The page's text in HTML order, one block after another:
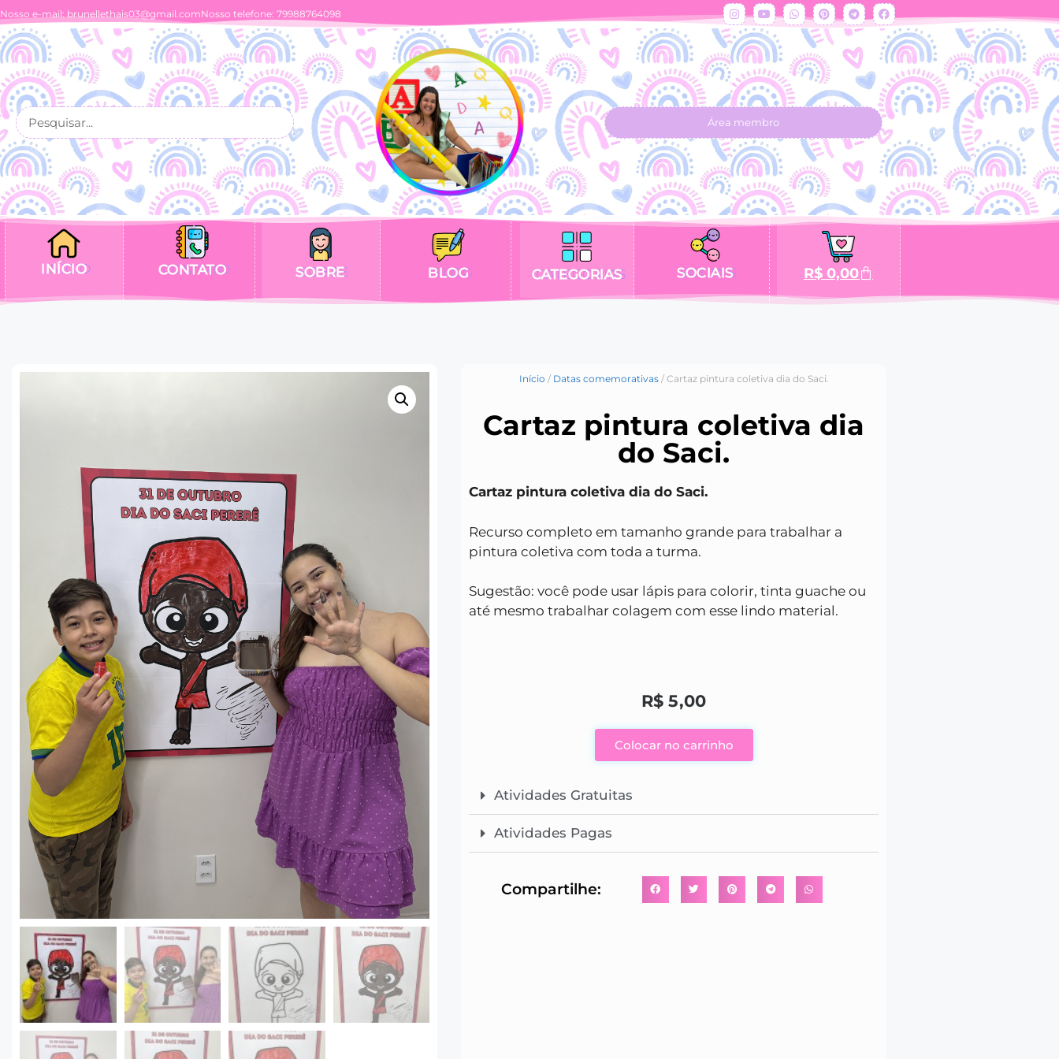
Nosso e-mail:brunellethais03@gmail.comNosso telefone: 79988764098
Área membro
INÍCIO CONTATO SOBRE BLOG CATEGORIAS SOCIAIS R$ 0,00
Início / Datas comemorativas/ Cartaz pintura coletiva dia do Saci.
Cartaz pintura coletiva dia
do Saci.
Cartaz pintura coletiva dia do Saci.
Recurso completo em tamanho grande para trabalhar a
pintura coletiva com toda a turma.
Sugestão: você pode usar lápis para colorir, tinta guache ou
até mesmo trabalhar colagem com esse lindo material.
R$ 5,00
Colocar no carrinho
Atividades Gratuitas
Atividades Pagas
Compartilhe: